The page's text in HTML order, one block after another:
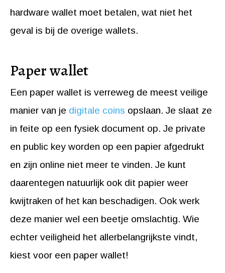
hardware wallet moet betalen, wat niet het
geval is bij de overige wallets.
Paper wallet
Een paper wallet is verreweg de meest veilige
manier van je digitale coins opslaan. Je slaat ze
in feite op een fysiek document op. Je private
en public key worden op een papier afgedrukt
en zijn online niet meer te vinden. Je kunt
daarentegen natuurlijk ook dit papier weer
kwijtraken of het kan beschadigen. Ook werk
deze manier wel een beetje omslachtig. Wie
echter veiligheid het allerbelangrijkste vindt,
kiest voor een paper wallet!